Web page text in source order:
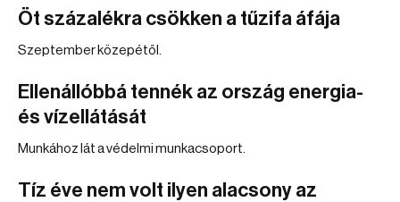
Öt százalékra csökken a tűzifa áfája
Szeptember közepétől.
Ellenállóbbá tennék az ország energia-
és vízellátását
Munkához lát a védelmi munkacsoport.
Tíz éve nem volt ilyen alacsony az